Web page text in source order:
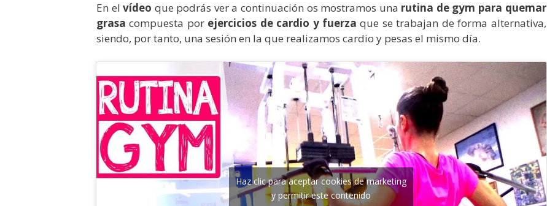
En elvídeo que podrás ver a continuación os mostramos una rutina de gym para quemar
grasacompuesta por ejercicios de cardio y fuerza que se trabajan de forma alternativa,
siendo, por tanto, una sesión en la que realizamos cardio y pesas el mismo día.
Haz clic para aceptar cookies de marketing
y permitir este contenido